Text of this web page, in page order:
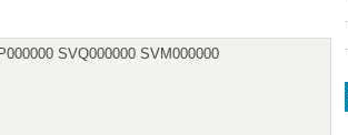
SVQ000000 SVM000000